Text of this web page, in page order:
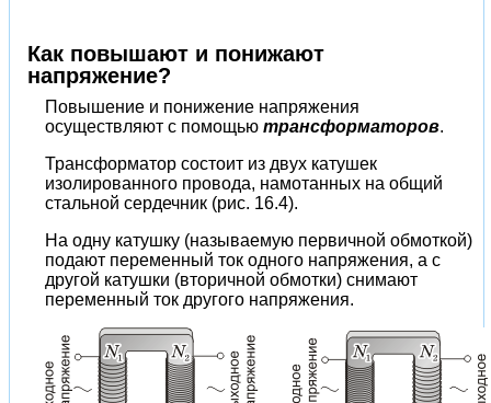
Как повышают и понижают
напряжение?
Повышение и понижение напряжения
осуществляют с помощью трансформаторов.
Трансформатор состоит из двух катушек
изолированного провода, намотанных на общий
стальной сердечник (рис. 16.4).
На одну катушку (называемую первичной обмоткой)
подают переменный ток одного напряжения, а с
другой катушки (вторичной обмотки) снимают
переменный ток другого напряжения.